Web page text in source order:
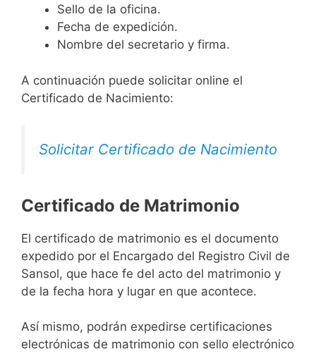
Sello de la oficina.
Fecha de expedición.
Nombre del secretario y firma.
A continuación puede solicitar online el
Certificado de Nacimiento:
Solicitar Certificado de Nacimiento
Certificado de Matrimonio
El certificado de matrimonio es el documento
expedido por el Encargado del Registro Civil de
Sansol, que hace fe del acto del matrimonio y
de la fecha hora y lugar en que acontece.
Así mismo, podrán expedirse certificaciones
electrónicas de matrimonio con sello electrónico